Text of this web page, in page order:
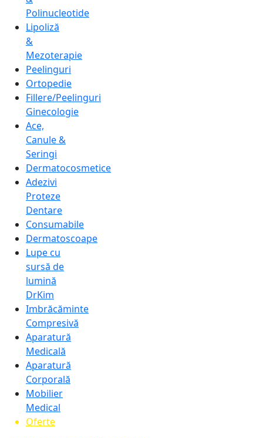
Polinucleotide
Lipoliză
&
Mezoterapie
Peelinguri
Ortopedie
Fillere/Peelinguri
Ginecologie
Ace,
Canule &
Seringi
Dermatocosmetice
Adezivi
Proteze
Dentare
Consumabile
Dermatoscoape
Lupe cu
sursă de
lumină
DrKim
Imbrăcăminte
Compresivă
Aparatură
Medicală
Aparatură
Corporală
Mobilier
Medical
Oferte